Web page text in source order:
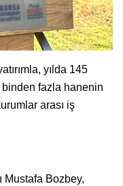
yılda 145
fazla hanenin
arası iş
Mustafa Bozbey,